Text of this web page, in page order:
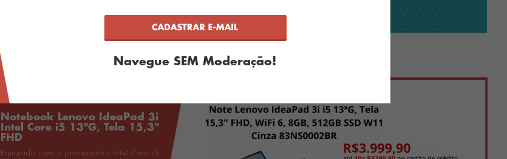
Notebook Lenovo IdeaPad 3i
Intel Core i5 13ªG, Tela 15,3"
FHD
Equipado com o processador Intel Core i5
Navegue SEM Moderação!